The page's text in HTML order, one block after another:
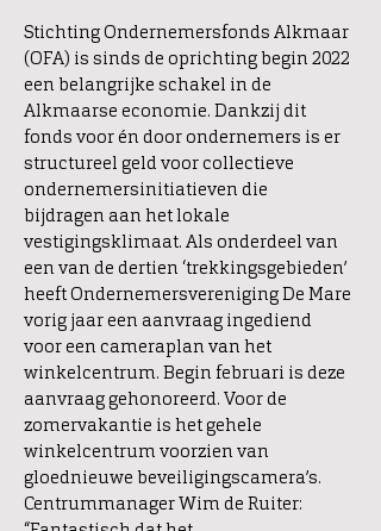
Stichting Ondernemersfonds Alkmaar
(OFA) is sinds de oprichting begin 2022
een belangrijke schakel in de
Alkmaarse economie. Dankzij dit
fonds voor én door ondernemers is er
structureel geld voor collectieve
ondernemersinitiatieven die
bijdragen aan het lokale
vestigingsklimaat. Als onderdeel van
een van de dertien ‘trekkingsgebieden’
heeft Ondernemersvereniging De Mare
vorig jaar een aanvraag ingediend
voor een cameraplan van het
winkelcentrum. Begin februari is deze
aanvraag gehonoreerd. Voor de
zomervakantie is het gehele
winkelcentrum voorzien van
gloednieuwe beveiligingscamera’s.
Centrummanager Wim de Ruiter: